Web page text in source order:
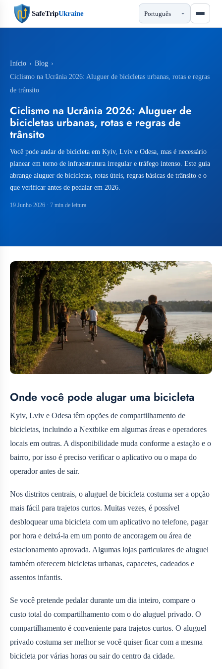
SafeTripUkraine
Início › Blog ›
Ciclismo na Ucrânia 2026: Aluguer de bicicletas urbanas, rotas e regras
de trânsito
Ciclismo na Ucrânia 2026: Aluguer de
bicicletas urbanas, rotas e regras de
trânsito
Você pode andar de bicicleta em Kyiv, Lviv e Odesa, mas é necessário
planear em torno de infraestrutura irregular e tráfego intenso. Este guia
abrange aluguer de bicicletas, rotas úteis, regras básicas de trânsito e o
que verificar antes de pedalar em 2026.
19 Junho 2026 · 7 min de leitura
Onde você pode alugar uma bicicleta
Kyiv, Lviv e Odesa têm opções de compartilhamento de
bicicletas, incluindo a Nextbike em algumas áreas e operadores
locais em outras. A disponibilidade muda conforme a estação e o
bairro, por isso é preciso verificar o aplicativo ou o mapa do
operador antes de sair.
Nos distritos centrais, o aluguel de bicicleta costuma ser a opção
mais fácil para trajetos curtos. Muitas vezes, é possível
desbloquear uma bicicleta com um aplicativo no telefone, pagar
por hora e deixá-la em um ponto de ancoragem ou área de
estacionamento aprovada. Algumas lojas particulares de aluguel
também oferecem bicicletas urbanas, capacetes, cadeados e
assentos infantis.
Se você pretende pedalar durante um dia inteiro, compare o
custo total do compartilhamento com o do aluguel privado. O
compartilhamento é conveniente para trajetos curtos. O aluguel
privado costuma ser melhor se você quiser ficar com a mesma
bicicleta por várias horas ou sair do centro da cidade.